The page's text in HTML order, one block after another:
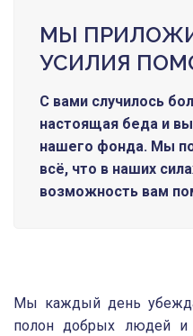
МЫ
УСИЛИЯ
С вами случилось
настоящая беда и
нашего фонда. Мы
всё, что в наших
возможность вам
Мы каждый день
полон добрых людей и